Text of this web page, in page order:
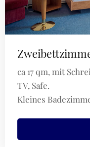
ca 17 qm, mit
TV, Safe.
Kleines